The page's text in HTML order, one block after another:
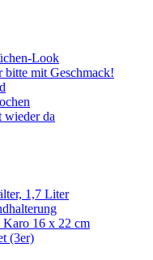
Look
bitte mit Geschmack!
wieder da
1,7 Liter
Karo 16 x 22 cm
(3er)